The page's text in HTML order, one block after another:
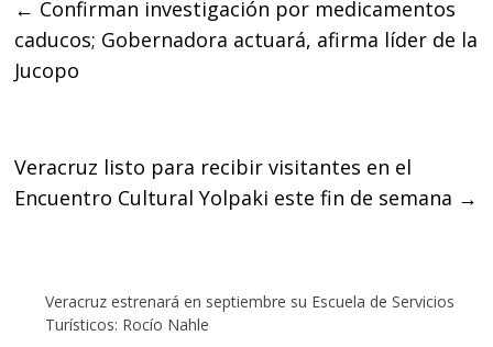
b
o
o
t
e
s
A
← Confirman investigación por medicamentos
caducos; Gobernadora actuará, afirma líder de la
Jucopo
Veracruz listo para recibir visitantes en el
Encuentro Cultural Yolpaki este fin de semana →
Veracruz estrenará en septiembre su Escuela de Servicios
Turísticos: Rocío Nahle